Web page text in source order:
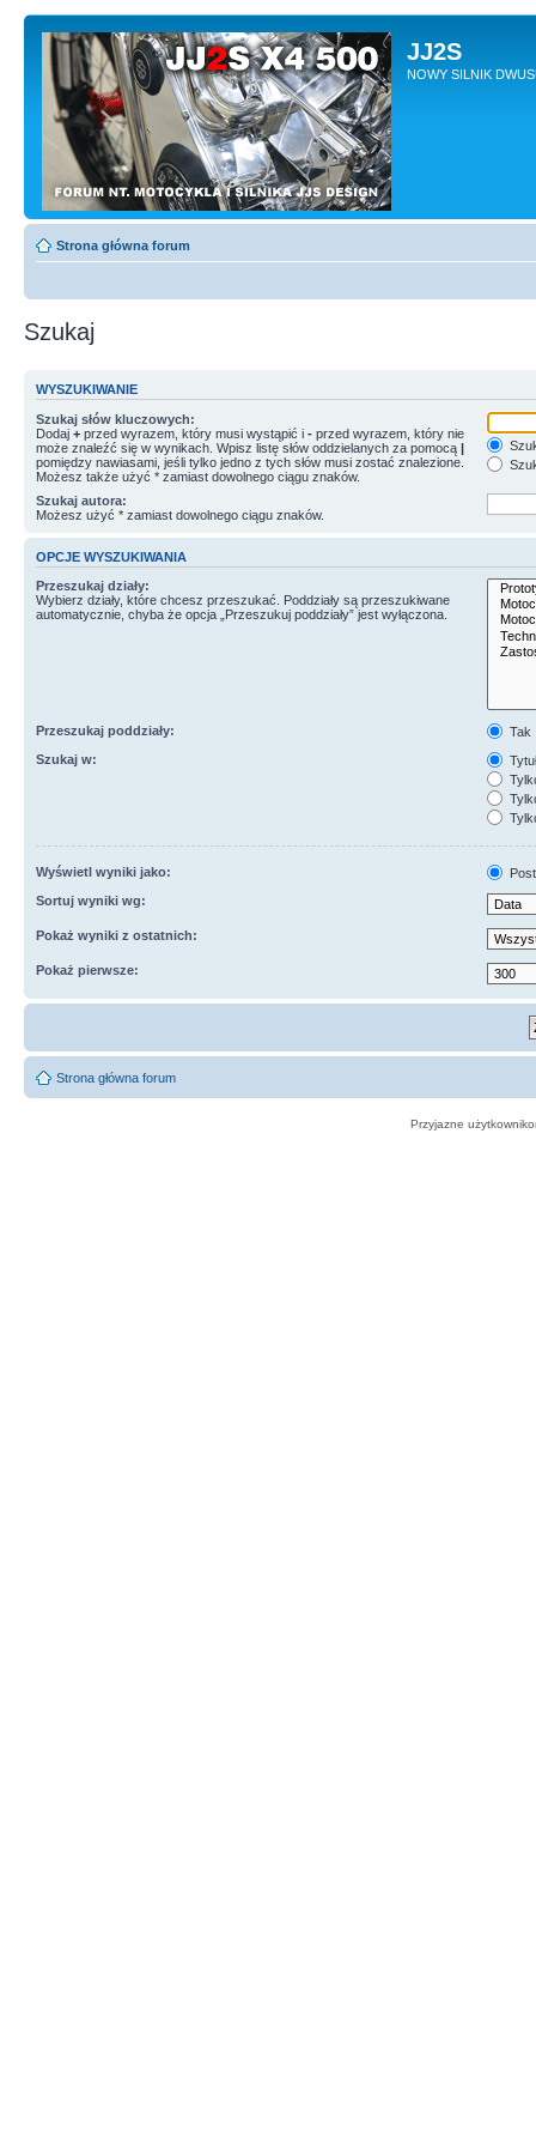
JJ2S
NOWY SILNIK
Strona główna forum
Szukaj
WYSZUKIWANIE
Szukaj słów kluczowych:
Dodaj + przed wyrazem, który musi wystąpić i - przed wyrazem, który nie
może znaleźć się w wynikach. Wpisz listę słów oddzielanych za pomocą |
pomiędzy nawiasami, jeśli tylko jedno z tych słów musi zostać znalezione.
Możesz także użyć * zamiast dowolnego ciągu znaków.
Szukaj autora:
Możesz użyć * zamiast dowolnego ciągu znaków.
OPCJE WYSZUKIWANIA
Przeszukaj działy:
Wybierz działy, które chcesz przeszukać. Poddziały są przeszukiwane
automatycznie, chyba że opcja „Przeszukuj poddziały” jest wyłączona.
Przeszukaj poddziały:
Tak
Szukaj w:
Wyświetl wyniki jako:
Sortuj wyniki wg:
Pokaż wyniki z ostatnich:
Pokaż pierwsze:
Strona główna forum
Przyjazne